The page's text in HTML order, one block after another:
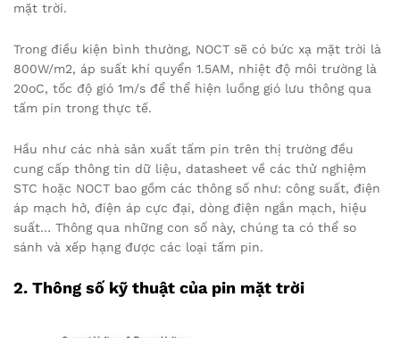
mặt trời.
Trong điều kiện bình thường, NOCT sẽ có bức xạ mặt trời là
800W/m2, áp suất khí quyển 1.5AM, nhiệt độ môi trường là
20oC, tốc độ gió 1m/s để thể hiện luồng gió lưu thông qua
tấm pin trong thực tế.
Hầu như các nhà sản xuất tấm pin trên thị trường đều
cung cấp thông tin dữ liệu, datasheet về các thử nghiệm
STC hoặc NOCT bao gồm các thông số như: công suất, điện
áp mạch hở, điện áp cực đại, dòng điện ngắn mạch, hiệu
suất… Thông qua những con số này, chúng ta có thể so
sánh và xếp hạng được các loại tấm pin.
2. Thông số kỹ thuật của pin mặt trời